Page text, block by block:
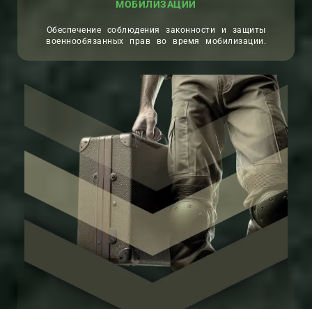
МОБИЛИЗАЦИИ
Обеспечение соблюдения законности и защиты
военнообязанных прав во время мобилизации.